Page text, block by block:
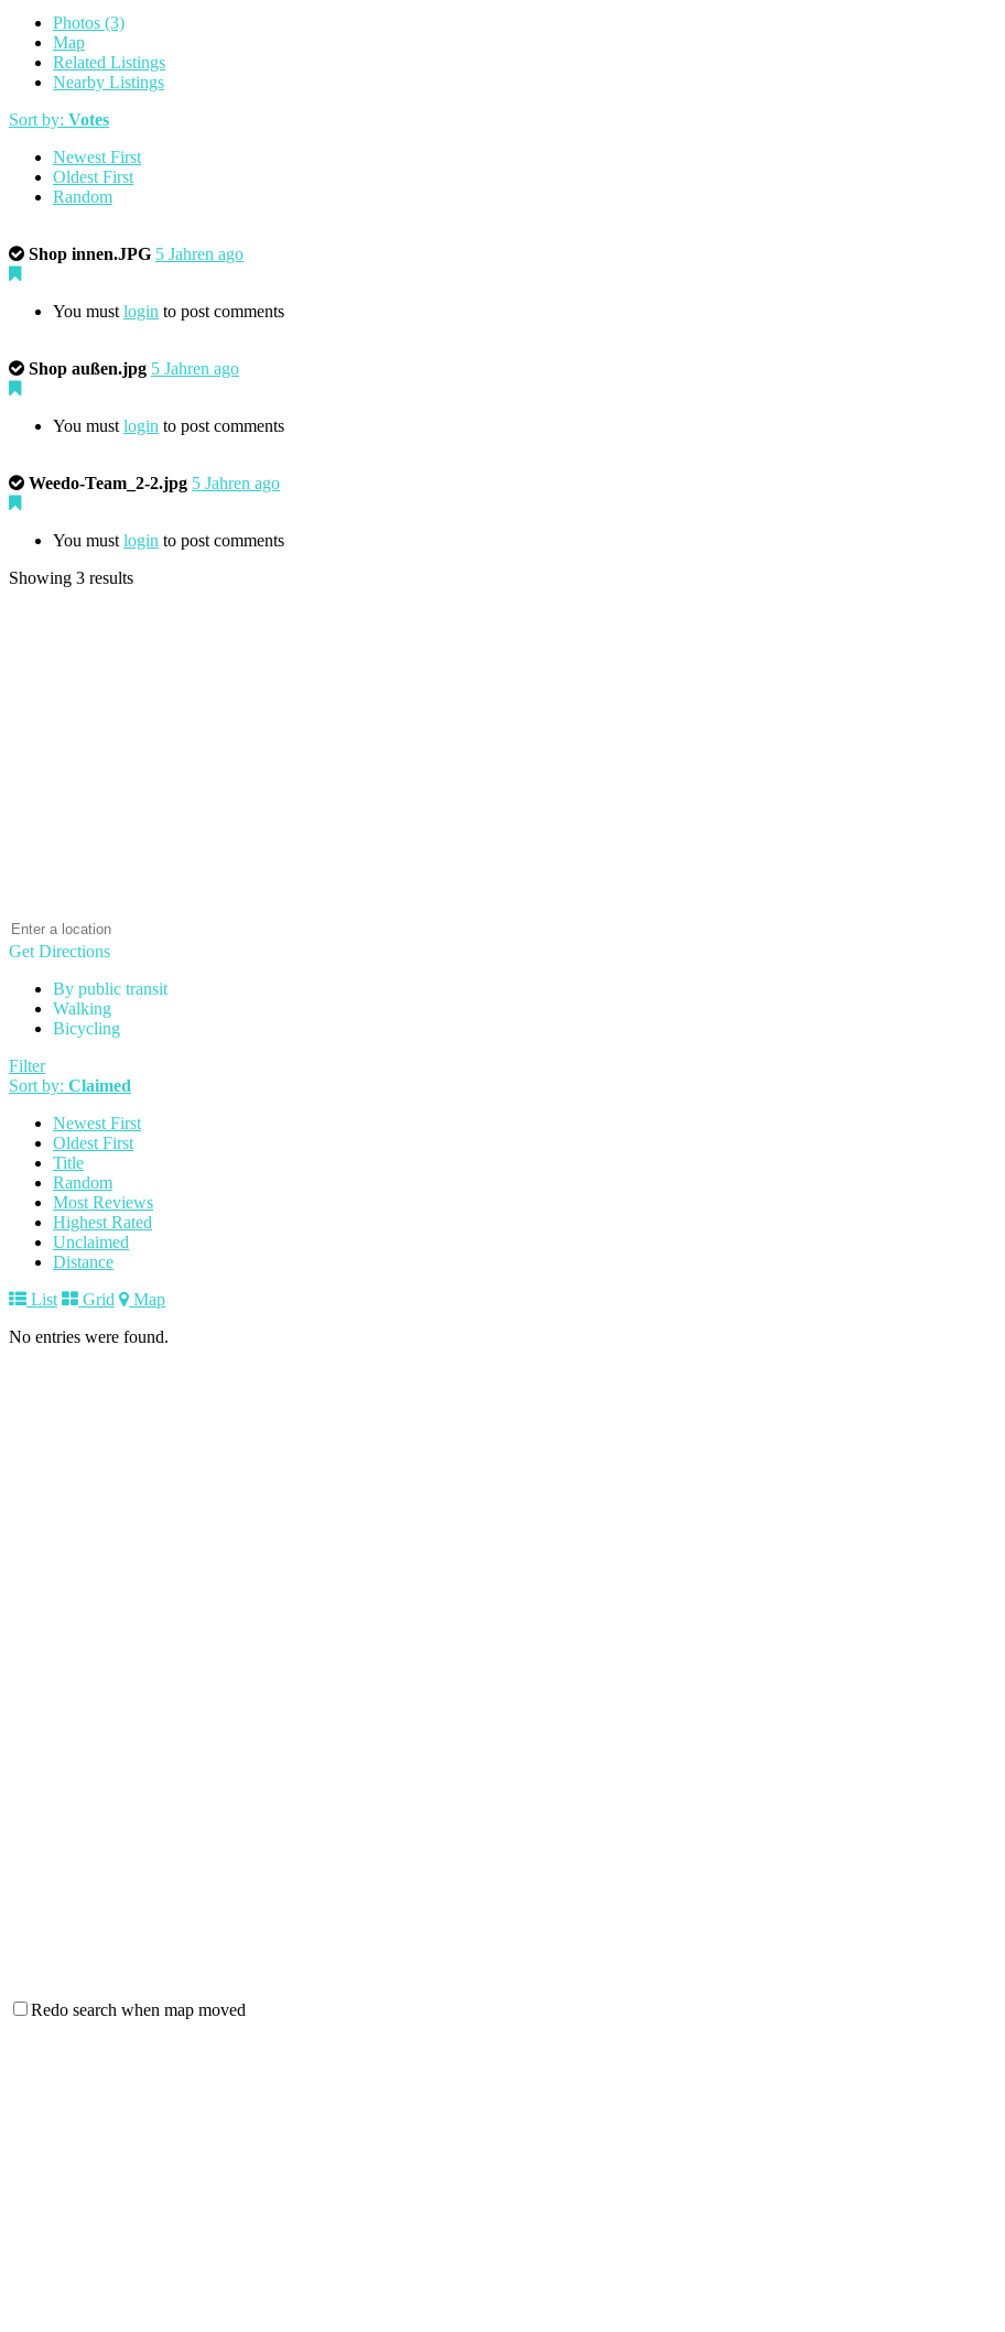
Photos (3)
Map
Related Listings
Nearby Listings
Sort by: Votes
Newest First
Oldest First
Random
Shop innen.JPG 5 Jahren ago
You must login to post comments
Shop außen.jpg 5 Jahren ago
You must login to post comments
Weedo-Team_2-2.jpg 5 Jahren ago
You must login to post comments
Showing 3 results
Get Directions
By public transit
Walking
Bicycling
Filter
Sort by: Claimed
Newest First
Oldest First
Title
Random
Most Reviews
Highest Rated
Unclaimed
Distance
List
Grid
Map
No entries were found.
Redo search when map moved